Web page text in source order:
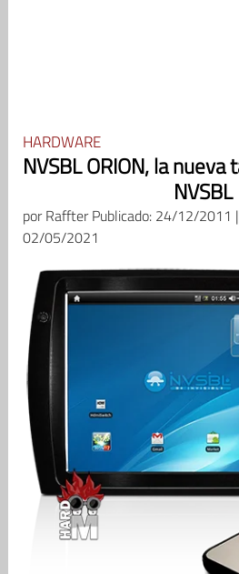
HARDWARE
NVSBL ORION, la
NVSBL
porRaffter Publicado: 24/12/2011
02/05/2021